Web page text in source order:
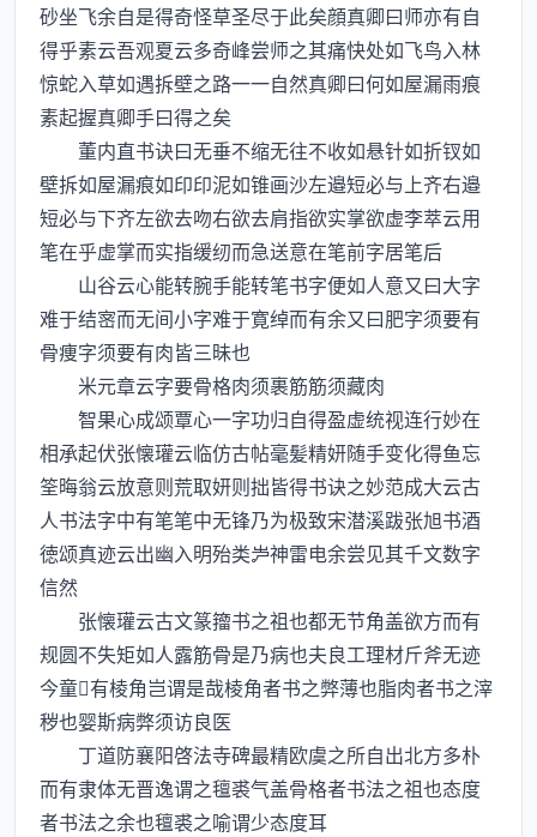
砂坐飞余自是得奇怪草圣尽于此矣顔真卿曰师亦有自
得乎素云吾观夏云多奇峰尝师之其痛快处如飞鸟入林
惊蛇入草如遇拆壁之路一一自然真卿曰何如屋漏雨痕
素起握真卿手曰得之矣
董内直书诀曰无垂不缩无往不收如悬针如折钗如
壁拆如屋漏痕如印印泥如锥画沙左邉短必与上齐右邉
短必与下齐左欲去吻右欲去肩指欲实掌欲虚李萃云用
笔在乎虚掌而实指缓纫而急送意在笔前字居笔后
山谷云心能转腕手能转笔书字便如人意又曰大字
难于结宻而无间小字难于寛绰而有余又曰肥字须要有
骨痩字须要有肉皆三昧也
米元章云字要骨格肉须裹筋筋须藏肉
智果心成颂覃心一字功归自得盈虚统视连行妙在
相承起伏张懐瓘云临仿古帖毫髪精妍随手变化得鱼忘
筌晦翁云放意则荒取妍则拙皆得书诀之妙范成大云古
人书法字中有笔笔中无锋乃为极致宋潜溪跋张旭书酒
徳颂真迹云出幽入明殆类神雷电余尝见其千文数字
信然
张懐瓘云古文篆籀书之祖也都无节角盖欲方而有
规圆不失矩如人露筋骨是乃病也夫良工理材斤斧无迹
今童有棱角岂谓是哉棱角者书之弊薄也脂肉者书之滓
秽也婴斯病弊须访良医
丁道防襄阳啓法寺碑最精欧虞之所自出北方多朴
而有隶体无晋逸谓之氊裘气盖骨格者书法之祖也态度
者书法之余也氊裘之喻谓少态度耳